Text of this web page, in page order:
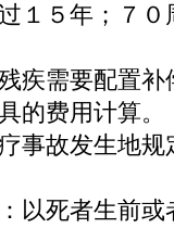
１５年；７
需要配置补
的费用计算。
故发生地规
死者生前或